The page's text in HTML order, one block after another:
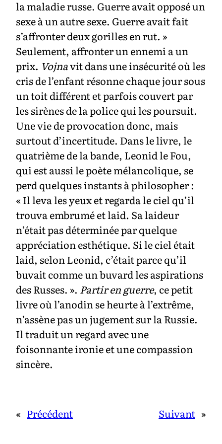
la maladie russe. Guerre avait opposé un
sexe à un autre sexe. Guerre avait fait
s’affronter deux gorilles en rut. »
Seulement, affronter un ennemi a un
prix. Vojnavit dans une insécurité où les
cris de l’enfant résonne chaque jour sous
un toit différent et parfois couvert par
les sirènes de la police qui les poursuit.
Une vie de provocation donc, mais
surtout d’incertitude. Dans le livre, le
quatrième de la bande, Leonid le Fou,
qui est aussi le poète mélancolique, se
perd quelques instants à philosopher :
« Il leva les yeux et regarda le ciel qu’il
trouva embrumé et laid. Sa laideur
n’était pas déterminée par quelque
appréciation esthétique. Si le ciel était
laid, selon Leonid, c’était parce qu’il
buvait comme un buvard les aspirations
des Russes. ». Partir en guerre, ce petit
livre où l’anodin se heurte à l’extrême,
n’assène pas un jugement sur la Russie.
Il traduit un regard avec une
foisonnante ironie et une compassion
sincère.
« Précédent Suivant »